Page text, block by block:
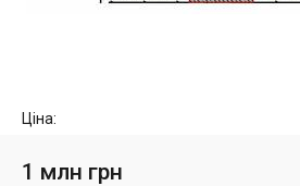
Ціна:
1 млн грн